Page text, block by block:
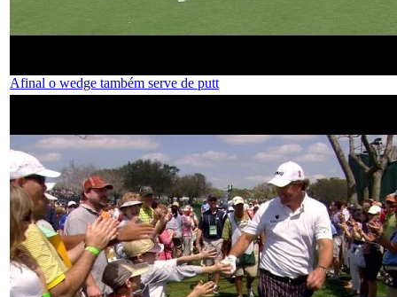
Afinal o wedge também serve de putt